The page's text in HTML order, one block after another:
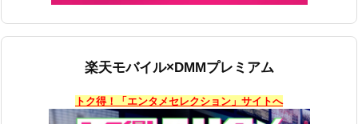
楽天モバイル×DMMプレミアム
トク得！「エンタメセレクション」サイトへ